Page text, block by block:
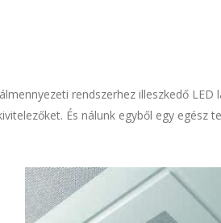
rendszerhez illeszkedő
És nálunk egyből egy egész